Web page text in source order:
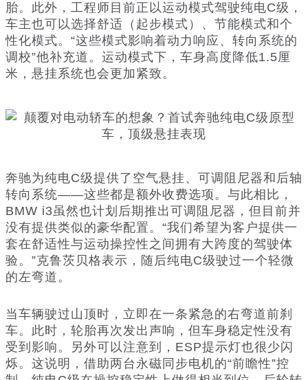
胎。此外，工程师目前正以运动模式驾驶纯电C级，
车主也可以选择舒适（起步模式）、节能模式和个
性化模式。“这些模式影响着动力响应、转向系统的
调校”他补充道。运动模式下，车身高度降低1.5厘
米，悬挂系统也会更加紧致。
奔驰为纯电C级提供了空气悬挂、可调阻尼器和后轴
转向系统——这些都是额外收费选项。与此相比，
BMW i3虽然也计划后期推出可调阻尼器，但目前并
没有提供类似的豪华配置。“我们希望为客户提供一
套在舒适性与运动操控性之间拥有大跨度的驾驶体
验。”克鲁茨贝格表示，随后纯电C级驶过一个轻微
的左弯道。
当车辆驶过山顶时，立即在一条紧急的右弯道前刹
车。此时，轮胎再次发出声响，但车身稳定性没有
受到影响。另外可以注意到，ESP提示灯也很少闪
烁。这说明，借助两台永磁同步电机的“前瞻性”控